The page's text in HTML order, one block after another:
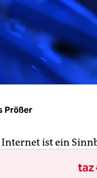
Prößer
ist ein
dagegen das taz